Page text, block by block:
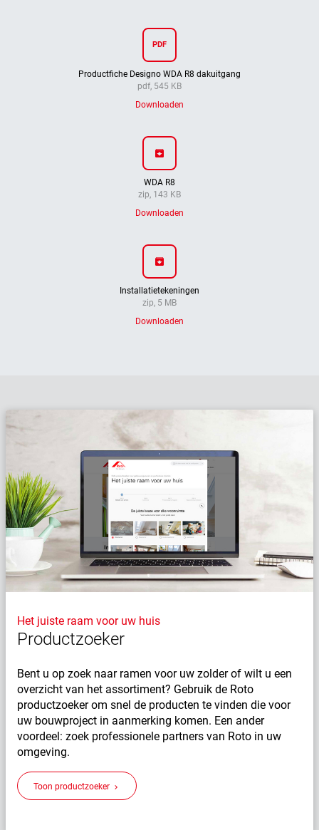
PDF
Productfiche Designo WDA R8 dakuitgang
pdf, 545 KB
Downloaden
archive
WDA R8
zip, 143 KB
Downloaden
archive
Installatietekeningen
zip, 5 MB
Downloaden
Het juiste raam voor uw huis
Productzoeker
Bent u op zoek naar ramen voor uw zolder of wilt u een
overzicht van het assortiment? Gebruik de Roto
productzoeker om snel de producten te vinden die voor
uw bouwproject in aanmerking komen. Een ander
voordeel: zoek professionele partners van Roto in uw
omgeving.
Toon productzoeker keyboard_arrow_right